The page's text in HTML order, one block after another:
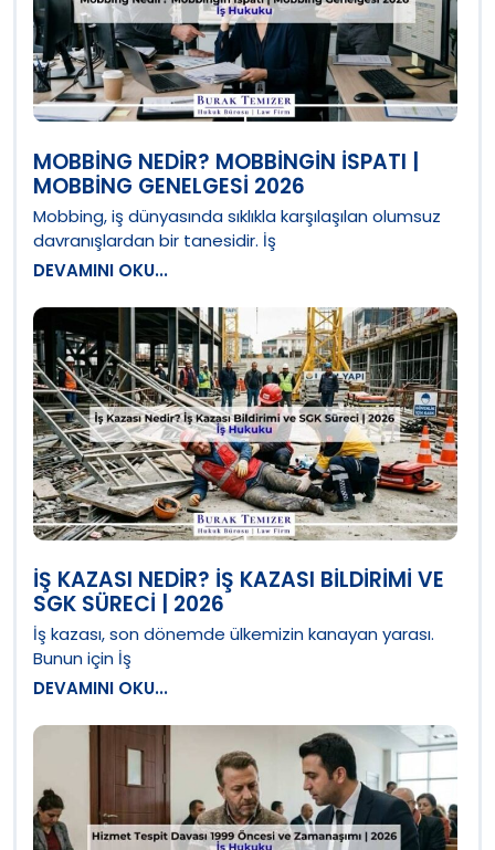
MOBBING NEDIR? MOBBINGIN İSPATI |
MOBBING GENELGESI 2026
Mobbing, iş dünyasında sıklıkla karşılaşılan olumsuz
davranışlardan bir tanesidir. İş
DEVAMINI OKU...
İŞ KAZASI NEDIR? İŞ KAZASI BILDIRIMI VE
SGK SÜRECI | 2026
İş kazası, son dönemde ülkemizin kanayan yarası.
Bunun için İş
DEVAMINI OKU...